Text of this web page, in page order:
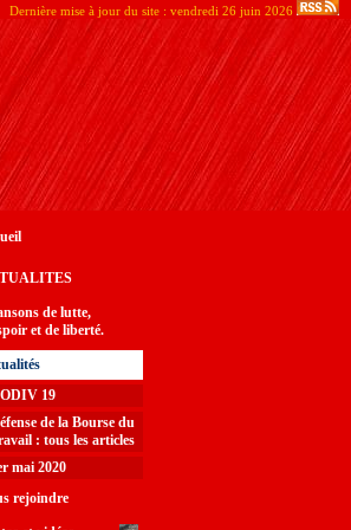
Dernière mise à jour du site : vendredi 26 juin 2026
de lutte,
et de liberté.
19
de la Bourse du
: tous les articles
mai 2020
rejoindre